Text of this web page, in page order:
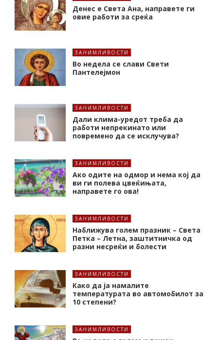
Денес е Света Ана, направете ги
овие работи за среќа
ЗАНИМЛИВОСТИ
Во недела се слави Свети
Пантелејмон
ЗАНИМЛИВОСТИ
Дали клима-уредот треба да
работи непрекинато или
повремено да се исклучува?
ЗАНИМЛИВОСТИ
Ако одите на одмор и нема кој да
ви ги полева цвеќињата,
направете го ова!
ЗАНИМЛИВОСТИ
Наближува голем празник – Света
Петка – Летна, заштитничка од
разни несреќи и болести
ЗАНИМЛИВОСТИ
Како да ја намалите
температурата во автомобилот за
10 степени?
ЗАНИМЛИВОСТИ